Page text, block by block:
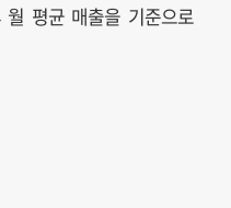
평균 매출을 기준으로